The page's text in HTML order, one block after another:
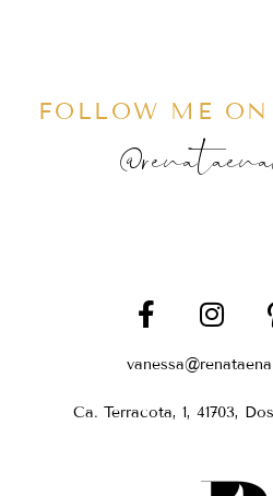
FOLLOW ME
Ca. Terracota, 1, 41703,